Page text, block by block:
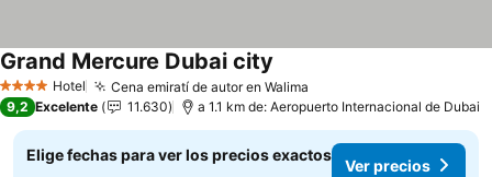
4 EstrellasHotel Cena emiratí de autor en Walima
Grand Mercure Dubai city
9,2 Excelente 11.630 a 1.1 km de: Aeropuerto Internacional de Dubai
Elige fechas para ver los precios exactos
Ver precios